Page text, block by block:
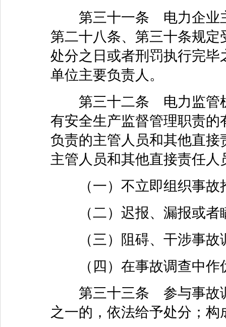
第三十一条 电力企业主
第二十八条、第三十条规
处分之日或者刑罚执行完
单位主要负责人。
第三十二条 电力监管机
有安全生产监督管理职责
负责的主管人员和其他直
主管人员和其他直接责任
（一）不立即组织事故
（二）迟报、漏报或者
（三）阻碍、干涉事故
（四）在事故调查中作
第三十三条 参与事故调
之一的，依法给予处分；